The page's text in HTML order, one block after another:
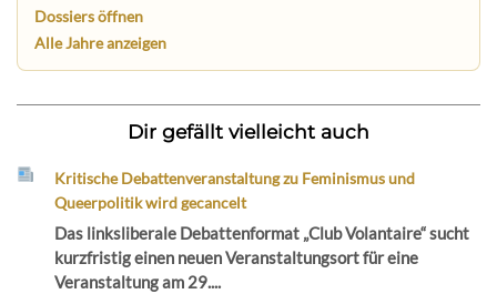
Dossiers öffnen
Alle Jahre anzeigen
Dir gefällt vielleicht auch
Kritische Debattenveranstaltung zu Feminismus und
Queerpolitik wird gecancelt
Das linksliberale Debattenformat „Club Volantaire“ sucht
kurzfristig einen neuen Veranstaltungsort für eine
Veranstaltung am 29....